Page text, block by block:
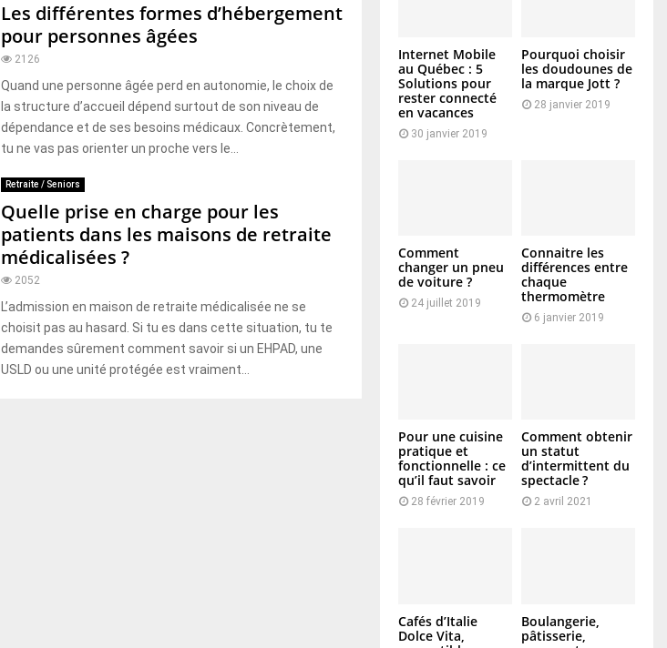
Les différentes formes d’hébergement
pour personnes âgées
2126
Quand une personne âgée perd en autonomie, le choix de
la structure d’accueil dépend surtout de son niveau de
dépendance et de ses besoins médicaux. Concrètement,
tu ne vas pas orienter un proche vers le...
Retraite / Seniors
Quelle prise en charge pour les
patients dans les maisons de retraite
médicalisées ?
2052
L’admission en maison de retraite médicalisée ne se
choisit pas au hasard. Si tu es dans cette situation, tu te
demandes sûrement comment savoir si un EHPAD, une
USLD ou une unité protégée est vraiment...
Internet Mobile
au Québec : 5
Solutions pour
rester connecté
en vacances
30 janvier 2019
Pourquoi choisir
les doudounes de
la marque Jott ?
28 janvier 2019
Comment
changer un pneu
de voiture ?
24 juillet 2019
Connaitre les
différences entre
chaque
thermomètre
6 janvier 2019
Pour une cuisine
pratique et
fonctionnelle : ce
qu’il faut savoir
28 février 2019
Comment obtenir
un statut
d’intermittent du
spectacle ?
2 avril 2021
Cafés d’Italie
Dolce Vita,
Boulangerie,
pâtisserie,